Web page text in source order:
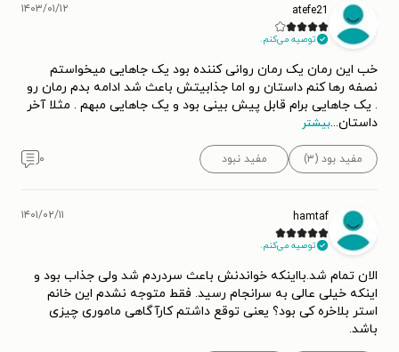
atefe21
توصیه می‌کنم.
۱۴۰۳/۰۱/۱۲
خب این رمان یک رمان روانی کننده بود یک جاهایی میخواستم
نصفه رها کنم داستان رو اما جذابیتش باعث شد ادامه بدم رمان رو
. یک جاهایی برام قابل پیش بینی بود و یک جاهایی مبهم . مثلا آخر
داستان...بیشتر
مفید بود (۳) مفید نبود ۰
hamtaf
توصیه می‌کنم.
۱۴۰۱/۰۲/۱۱
الان تمام شد.بااینکه خواندنش باعث سردردم شد ولی جذاب بود و
اینکه خیلی عالی به سرانجام رسید. فقط متوجه نشدم این خانم
استر بلاخره کی بود؟ یعنی توقع داشتم کارآگاهی ماموری چیزی
باشد.